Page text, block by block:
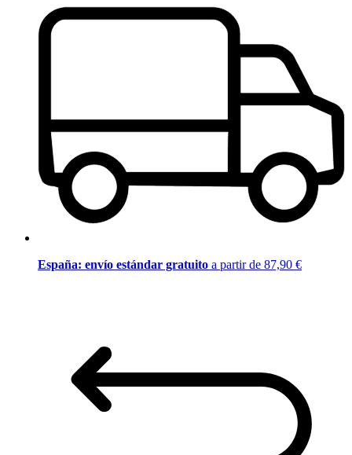
España: envío estándar gratuito a partir de 87,90 €